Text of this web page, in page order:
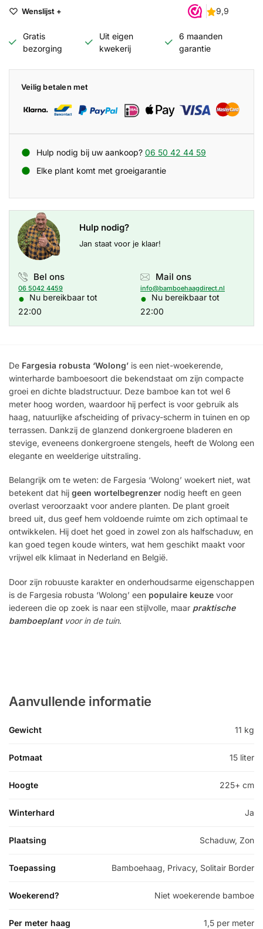
Wenslijst +
Gratis
bezorging
Uit eigen
kwekerij
6 maanden
garantie
Veilig betalen met
Hulp nodig bij uw aankoop? 06 50 42 44 59
Elke plant komt met groeigarantie
Hulp nodig?
Jan staat voor je klaar!
Bel ons
06 5042 4459
● Nu bereikbaar tot
22:00
Mail ons
info@bamboehaagdirect.nl
● Nu bereikbaar tot
22:00
De Fargesia robusta ‘Wolong’ is een niet-woekerende,
winterharde bamboesoort die bekendstaat om zijn compacte
groei en dichte bladstructuur. Deze bamboe kan tot wel 6
meter hoog worden, waardoor hij perfect is voor gebruik als
haag, natuurlijke afscheiding of privacy-scherm in tuinen en op
terrassen. Dankzij de glanzend donkergroene bladeren en
stevige, eveneens donkergroene stengels, heeft de Wolong een
elegante en weelderige uitstraling.
Belangrijk om te weten: de Fargesia ‘Wolong’ woekert niet, wat
betekent dat hij geen wortelbegrenzer nodig heeft en geen
overlast veroorzaakt voor andere planten. De plant groeit
breed uit, dus geef hem voldoende ruimte om zich optimaal te
ontwikkelen. Hij doet het goed in zowel zon als halfschaduw, en
kan goed tegen koude winters, wat hem geschikt maakt voor
vrijwel elk klimaat in Nederland en België.
Door zijn robuuste karakter en onderhoudsarme eigenschappen
is de Fargesia robusta ‘Wolong’ een populaire keuze voor
iedereen die op zoek is naar een stijlvolle, maar praktische
bamboeplantvoor in de tuin.
Aanvullende informatie
Gewicht 11 kg
Potmaat 15 liter
Hoogte 225+ cm
Winterhard Ja
Plaatsing Schaduw, Zon
Toepassing Bamboehaag, Privacy, Solitair Border
Woekerend? Niet woekerende bamboe
Per meter haag 1,5 per meter